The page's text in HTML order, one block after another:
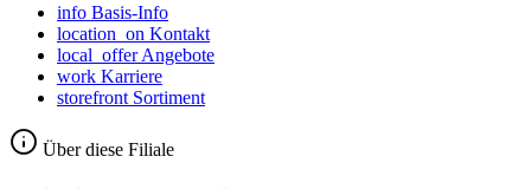
info Basis-Info
location_on Kontakt
local_offer Angebote
work Karriere
storefront Sortiment
Über diese Filiale